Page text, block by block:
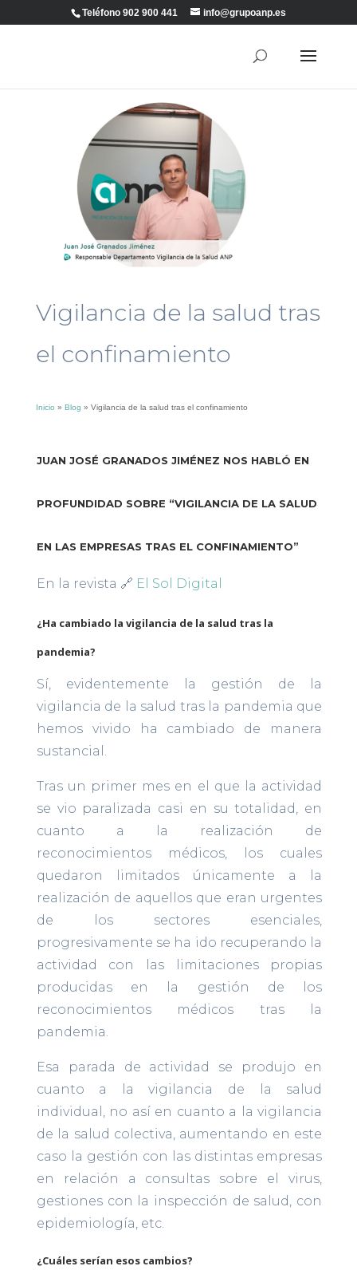
Teléfono 902 900 441 info@grupoanp.es
Vigilancia de la salud tras
el confinamiento
Inicio » Blog » Vigilancia de la salud tras el confinamiento
JUAN JOSÉ GRANADOS JIMÉNEZ NOS HABLÓ EN
PROFUNDIDAD SOBRE “VIGILANCIA DE LA SALUD
EN LAS EMPRESAS TRAS EL CONFINAMIENTO”
En la revista 🔗 El Sol Digital
¿Ha cambiado la vigilancia de la salud tras la
pandemia?
Sí, evidentemente la gestión de la
vigilancia de la salud tras la pandemia que
hemos vivido ha cambiado de manera
sustancial.
Tras un primer mes en el que la actividad
se vio paralizada casi en su totalidad, en
cuanto a la realización de
reconocimientos médicos, los cuales
quedaron limitados únicamente a la
realización de aquellos que eran urgentes
de los sectores esenciales,
progresivamente se ha ido recuperando la
actividad con las limitaciones propias
producidas en la gestión de los
reconocimientos médicos tras la
pandemia.
Esa parada de actividad se produjo en
cuanto a la vigilancia de la salud
individual, no así en cuanto a la vigilancia
de la salud colectiva, aumentando en este
caso la gestión con las distintas empresas
en relación a consultas sobre el virus,
gestiones con la inspección de salud, con
epidemiología, etc.
¿Cuáles serían esos cambios?